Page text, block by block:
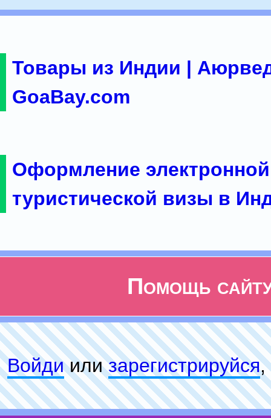
Товары из Индии |
GoaBay.com
Оформление электронной
туристической визы в
Помощь
Войдиилизарeгиcтpируйся,